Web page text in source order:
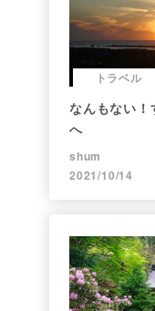
トラベル
なんもない
へ
shum
2021/10/14